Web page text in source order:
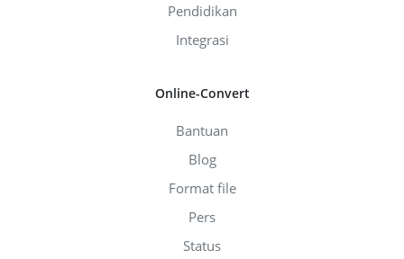
Pendidikan
Integrasi
Online-Convert
Bantuan
Blog
Format file
Pers
Status